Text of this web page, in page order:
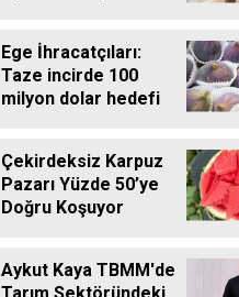
Ege İhracatçıları:
Taze incirde 100
milyon dolar hedefi
Çekirdeksiz Karpuz
Pazarı Yüzde 50’ye
Doğru Koşuyor
Aykut Kaya TBMM'de